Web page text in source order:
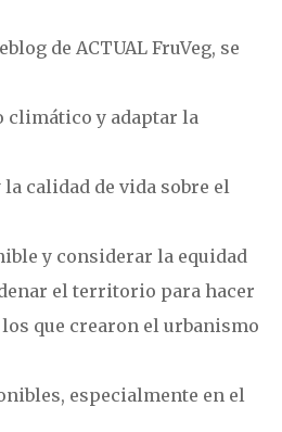
de ACTUAL FruVeg, se
y adaptar la
calidad de vida sobre el
y considerar la equidad
el territorio para hacer
que crearon el urbanismo
especialmente en el